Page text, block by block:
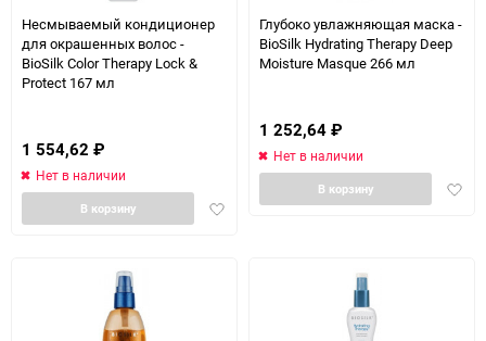
Несмываемый кондиционер
для окрашенных волос -
BioSilk Color Therapy Lock &
Protect 167 мл
1 554,62 ₽
Нет в наличии
Добавить
В корзину
Глубоко увлажняющая маска -
BioSilk Hydrating Therapy Deep
Moisture Masque 266 мл
1 252,64 ₽
Нет в наличии
В корзину